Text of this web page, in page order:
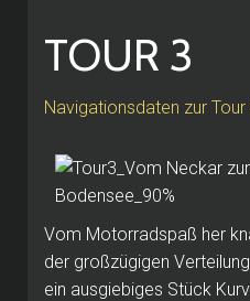
TOUR 3
Navigationsdaten zur Tour
Vom Motorradspaß her
der großzügigen
ein ausgiebiges Stück